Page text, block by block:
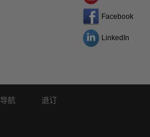
Facebook
LinkedIn
航 退订